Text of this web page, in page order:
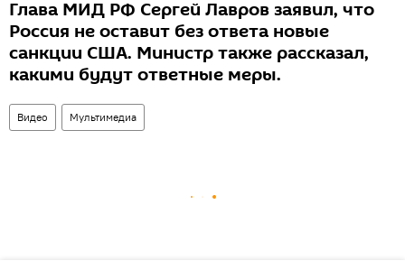
Глава МИД РФ Сергей Лавров заявил, что
Россия не оставит без ответа новые
санкции США. Министр также рассказал,
какими будут ответные меры.
Видео Мультимедиа